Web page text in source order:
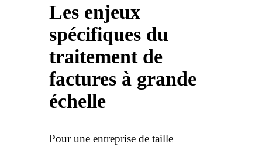
Les enjeux
spécifiques du
traitement de
factures à grande
échelle
Pour une entreprise de taille